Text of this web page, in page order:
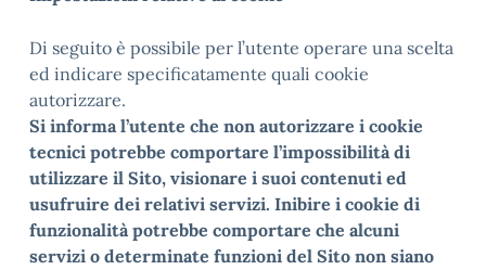
Di seguito è possibile per l’utente operare una scelta
ed indicare specificatamente quali cookie
autorizzare.
Si informa l’utente che non autorizzare i cookie
tecnici potrebbe comportare l’impossibilità di
utilizzare il Sito, visionare i suoi contenuti ed
usufruire dei relativi servizi. Inibire i cookie di
funzionalità potrebbe comportare che alcuni
servizi o determinate funzioni del Sito non siano